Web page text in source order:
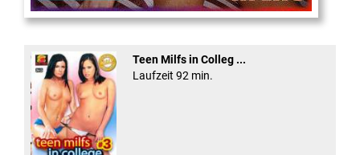
Eine Sexplosieve Fam ...
Teen Milfs in Colleg ...
Laufzeit 92 min.